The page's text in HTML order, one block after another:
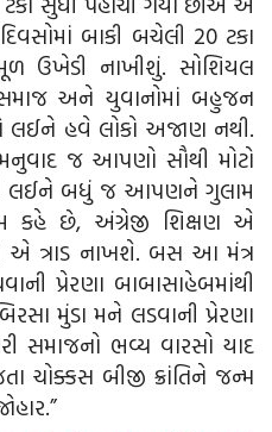
બાકી બચેલી 20 ટકા
ઉખેડી નાખીશું. સોશિયલ
સમાજ અને યુવાનોમાં બહુજન
લઈને હવે લોકો અજાણ નથી.
જ આપણો સૌથી મોટો
લઈને બધું જ આપણને ગુલામ
કહે છે, અંગ્રેજી શિક્ષણ એ
ત્રાડ નાખશે. બસ આ મંત્ર
પ્રેરણા બાબાસાહેબમાંથી
મુંડા મને લડવાની પ્રેરણા
સમાજનો ભવ્ય વારસો યાદ
બીજી ક્રાંતિને જન્મ